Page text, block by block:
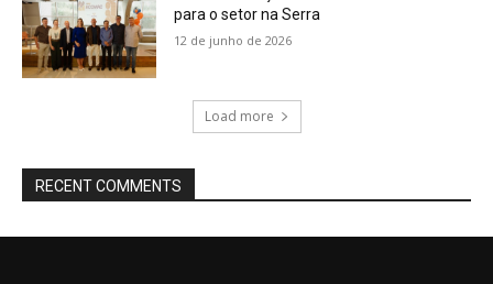
para o setor na Serra
12 de junho de 2026
Load more
RECENT COMMENTS